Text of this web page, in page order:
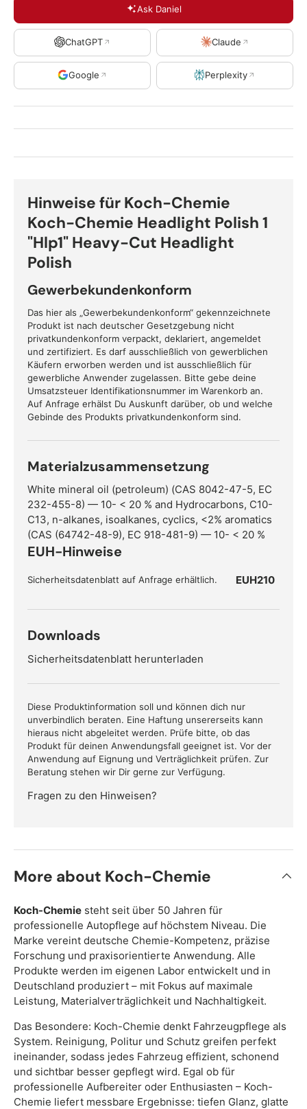
Ask Daniel
ChatGPT Claude
Google Perplexity
Hinweise für Koch-Chemie
Koch-Chemie Headlight Polish 1
"Hlp1" Heavy-Cut Headlight
Polish
Gewerbekundenkonform
Das hier als „Gewerbekundenkonform“ gekennzeichnete
Produkt ist nach deutscher Gesetzgebung nicht
privatkundenkonform verpackt, deklariert, angemeldet
und zertifiziert. Es darf ausschließlich von gewerblichen
Käufern erworben werden und ist ausschließlich für
gewerbliche Anwender zugelassen. Bitte gebe deine
Umsatzsteuer Identifikationsnummer im Warenkorb an.
Auf Anfrage erhälst Du Auskunft darüber, ob und welche
Gebinde des Produkts privatkundenkonform sind.
Materialzusammensetzung
White mineral oil (petroleum) (CAS 8042-47-5, EC
232-455-8) — 10- < 20 % and Hydrocarbons, C10-
C13, n-alkanes, isoalkanes, cyclics, <2% aromatics
(CAS (64742-48-9), EC 918-481-9) — 10- < 20 %
EUH-Hinweise
Sicherheitsdatenblatt auf Anfrage erhältlich. EUH210
Downloads
Sicherheitsdatenblatt herunterladen
Diese Produktinformation soll und können dich nur
unverbindlich beraten. Eine Haftung unsererseits kann
hieraus nicht abgeleitet werden. Prüfe bitte, ob das
Produkt für deinen Anwendungsfall geeignet ist. Vor der
Anwendung auf Eignung und Verträglichkeit prüfen. Zur
Beratung stehen wir Dir gerne zur Verfügung.
Fragen zu den Hinweisen?
More about Koch-Chemie
Koch-Chemie steht seit über 50 Jahren für
professionelle Autopflege auf höchstem Niveau. Die
Marke vereint deutsche Chemie-Kompetenz, präzise
Forschung und praxisorientierte Anwendung. Alle
Produkte werden im eigenen Labor entwickelt und in
Deutschland produziert – mit Fokus auf maximale
Leistung, Materialverträglichkeit und Nachhaltigkeit.
Das Besondere: Koch-Chemie denkt Fahrzeugpflege als
System. Reinigung, Politur und Schutz greifen perfekt
ineinander, sodass jedes Fahrzeug effizient, schonend
und sichtbar besser gepflegt wird. Egal ob für
professionelle Aufbereiter oder Enthusiasten – Koch-
Chemie liefert messbare Ergebnisse: tiefen Glanz, glatte